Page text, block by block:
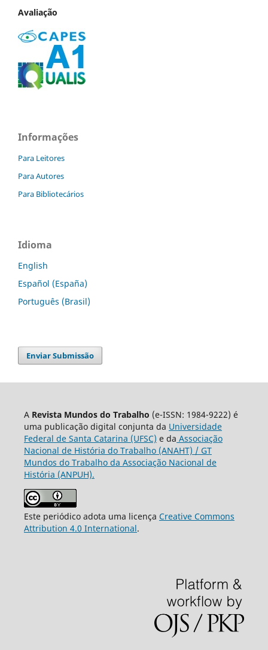
Avaliação
Informações
Para Leitores
Para Autores
Para Bibliotecários
Idioma
English
Español (España)
Português (Brasil)
Enviar Submissão
A Revista Mundos do Trabalho (e-ISSN: 1984-9222) é
uma publicação digital conjunta da Universidade
Federal de Santa Catarina (UFSC) e da Associação
Nacional de História do Trabalho (ANAHT) / GT
Mundos do Trabalho da Associação Nacional de
História (ANPUH).
Este periódico adota uma licença Creative Commons
Attribution 4.0 International.